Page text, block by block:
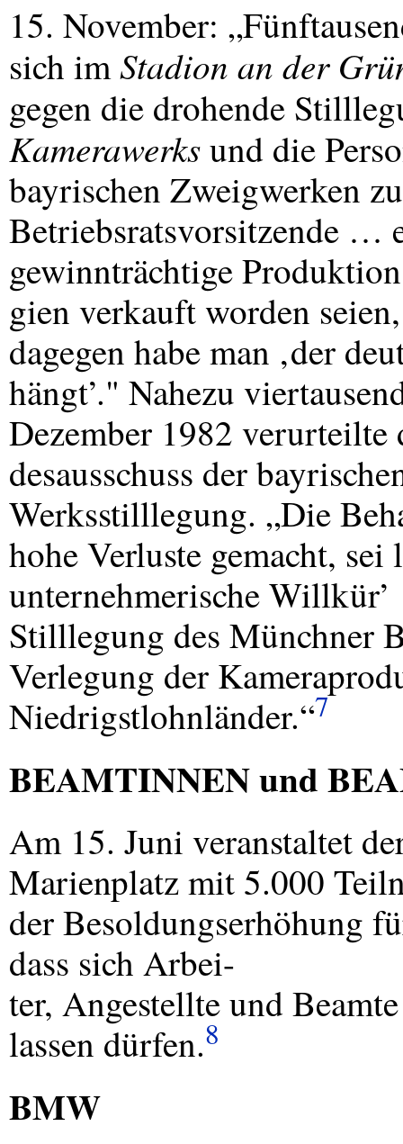
15. November:
sich imStadion an der
gegen die drohende
Kamerawerksund die
bayrischen Zweigwerken
Betriebsratsvorsitzende …
gewinnträchtige
gien verkauft worden
dagegen habe man ‚der
hängt’." Nahezu
Dezember 1982 verurteilte
desausschuss der
Werksstilllegung. „Die
hohe Verluste gemacht,
unternehmerische
Stilllegung des Münchner
Verlegung der
Niedrigstlohnländer.“7
BEAMTINNENund
Am 15. Juni veranstaltet
Marienplatz mit 5.000
der Besoldungserhöhung
dass sich Arbei-
ter, Angestellte und
lassen dürfen.8
BMW